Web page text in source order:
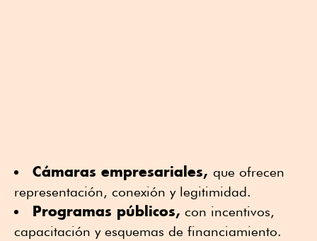
Cámaras empresariales, que ofrecen
representación, conexión y legitimidad.
Programas públicos, con incentivos,
capacitación y esquemas de financiamiento.